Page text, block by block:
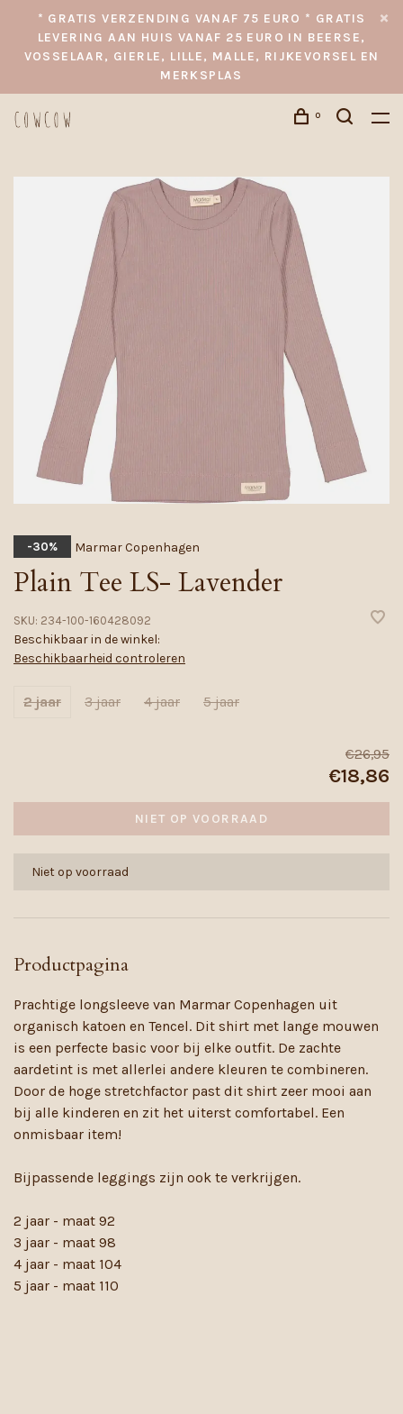
* GRATIS VERZENDING VANAF 75 EURO * GRATIS
LEVERING AAN HUIS VANAF 25 EURO IN BEERSE,
VOSSELAAR, GIERLE, LILLE, MALLE, RIJKEVORSEL EN
MERKSPLAS
0
-30% Marmar Copenhagen
Plain Tee LS- Lavender
SKU: 234-100-160428092
Beschikbaar in de winkel:
Beschikbaarheid controleren
2 jaar 3 jaar 4 jaar 5 jaar
€26,95
€18,86
NIET OP VOORRAAD
Niet op voorraad
Productpagina
Prachtige longsleeve van Marmar Copenhagen uit
organisch katoen en Tencel. Dit shirt met lange mouwen
is een perfecte basic voor bij elke outfit. De zachte
aardetint is met allerlei andere kleuren te combineren.
Door de hoge stretchfactor past dit shirt zeer mooi aan
bij alle kinderen en zit het uiterst comfortabel. Een
onmisbaar item!
Bijpassende leggings zijn ook te verkrijgen.
2 jaar - maat 92
3 jaar - maat 98
4 jaar - maat 104
5 jaar - maat 110